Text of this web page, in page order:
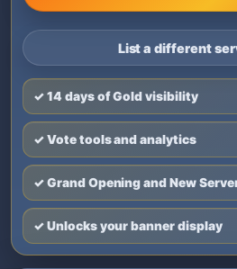
List a different
✓ 14 days of Gold visibility
✓ Vote tools and analytics
✓ Grand Opening and New
✓ Unlocks your banner display